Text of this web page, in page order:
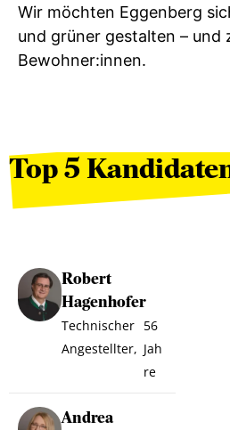
Wir möchten Eggenberg
und grüner gestalten – und
Bewohner:innen.
Top 5
Robert
Hagenhofer
Technischer
Angestellter,
56
Jah
re
Andrea